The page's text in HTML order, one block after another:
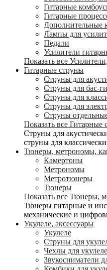
Гитарные
Гитарные
Дополнительные
Лампы для
Педали
Усилители
Показать все
Гитарные струны
Струны для
Струны для бас-
Струны для
Струны для
Струны
Показать все Гитарные
Струны для
струны для
Тюнеры, метрономы,
Камертоны
Метрономы
Метротюнеры
Тюнеры
Показать все Тюнеры,
Тюнеры гитарные и
механические и
Укулеле, аксессуары
Укулеле
Струны для
Чехлы для укулеле
Звукосниматели